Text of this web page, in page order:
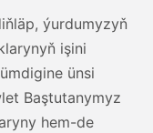
ýurdumyzyň
işini
ünsi
Baştutanymyz
hem-de